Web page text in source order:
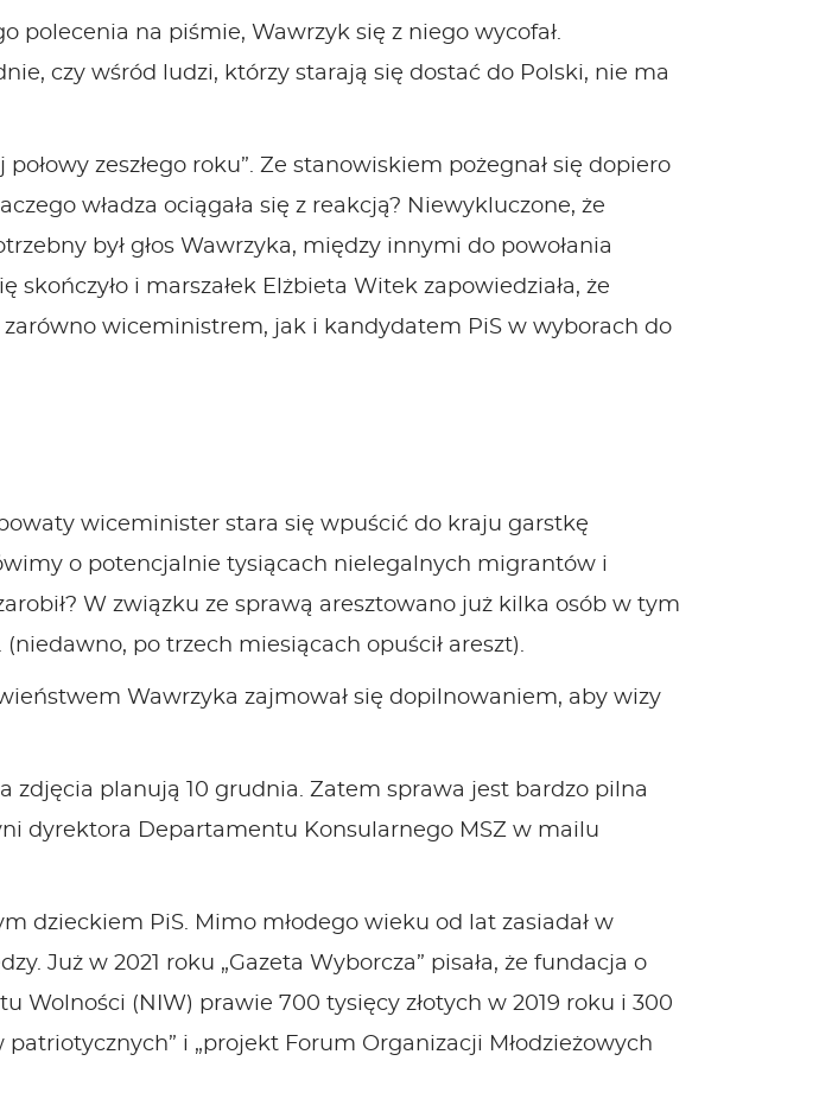
polecenia na piśmie, Wawrzyk się z niego wycofał.
czy wśród ludzi, którzy starają się dostać do Polski, nie ma
zeszłego roku”. Ze stanowiskiem pożegnał się dopiero
władza ociągała się z reakcją? Niewykluczone, że
był głos Wawrzyka, między innymi do powołania
i marszałek Elżbieta Witek zapowiedziała, że
wiceministrem, jak i kandydatem PiS w wyborach do
wiceminister stara się wpuścić do kraju garstkę
o potencjalnie tysiącach nielegalnych migrantów i
W związku ze sprawą aresztowano już kilka osób w tym
po trzech miesiącach opuścił areszt).
Wawrzyka zajmował się dopilnowaniem, aby wizy
zdjęcia planują 10 grudnia. Zatem sprawa jest bardzo pilna
dyrektora Departamentu Konsularnego MSZ w mailu
dzieckiem PiS. Mimo młodego wieku od lat zasiadał w
Już w 2021 roku „Gazeta Wyborcza” pisała, że fundacja o
Wolności (NIW) prawie 700 tysięcy złotych w 2019 roku i 300
i „projekt Forum Organizacji Młodzieżowych